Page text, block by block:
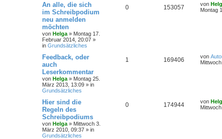
An alle, die sich
im Schreibpodium
neu anmelden
möchten
von Helga » Montag 17.
Februar 2014, 20:07 »
in Grundsätzliches
0 153057 von
Montag
Feedback, oder
auch
Leserkommentar
von Helga » Montag 25.
März 2013, 13:09 » in
Grundsätzliches
1 169406 von
Hier sind die
Regeln des
Schreibpodiums
von Helga » Mittwoch 3.
März 2010, 09:37 » in
Grundsätzliches
0 174944 von